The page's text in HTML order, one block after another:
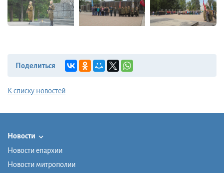
Поделиться
К списку новостей
Новости
Новости епархии
Новости митрополии